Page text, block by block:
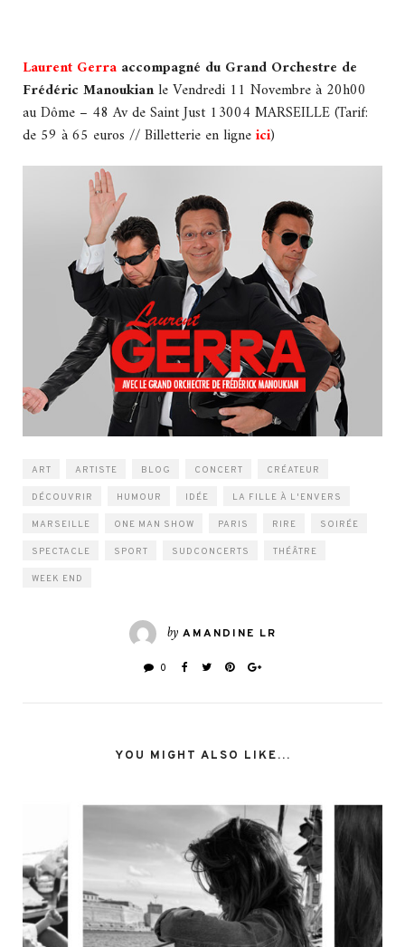
Laurent Gerra accompagné du Grand Orchestre de
Frédéric Manoukianle Vendredi 11 Novembre à 20h00
au Dôme – 48 Av de Saint Just 13004 MARSEILLE (Tarif:
de 59 à 65 euros // Billetterie en ligneici)
ART ARTISTE BLOG CONCERT CRÉATEUR
DÉCOUVRIR HUMOUR IDÉE LA FILLE À L'ENVERS
MARSEILLE ONE MAN SHOW PARIS RIRE SOIRÉE
SPECTACLE SPORT SUDCONCERTS THÉÂTRE
WEEK END
by AMANDINE LR
0
YOU MIGHT ALSO LIKE...